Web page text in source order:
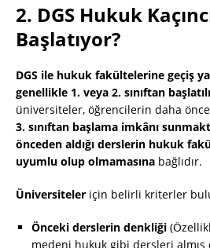
2. DGS Hukuk
Başlatıyor?
DGS ile hukuk fakültelerine geçiş
genellikle 1. veya 2. sınıftan
üniversiteler, öğrencilerin daha
3. sınıftan başlama imkânı
önceden aldığı derslerin hukuk
uyumlu olup olmamasına bağlıdır.
Üniversiteler için belirli kriterler
Önceki derslerin denkliği
medeni hukuk gibi dersleri almış